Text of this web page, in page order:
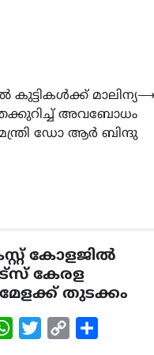
മാലിന്യ
അവബോധം
ഡോ ആർ ബിന്ദു
കോളജിൽ
കേരള
തുടക്കം
WhatsAppTwitterCopy